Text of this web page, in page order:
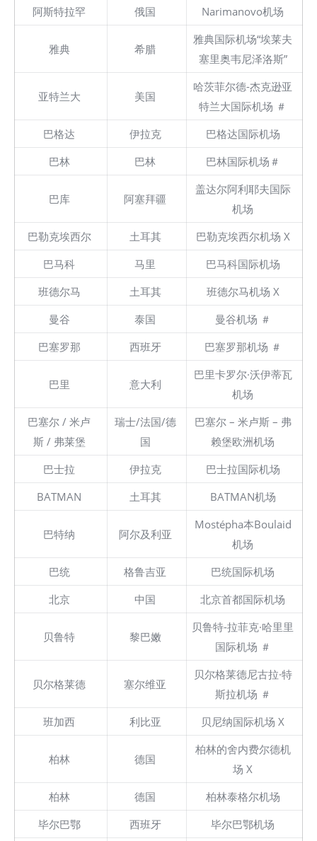
阿斯特拉罕
俄国 Narimanovo机场
雅典 希腊
雅典国际机场“埃莱夫
塞里奥韦尼泽洛斯”
亚特兰大 美国
哈茨菲尔德-杰克逊亚
特兰大国际机场 ＃
巴格达
伊拉克
巴格达国际机场
巴林
巴林 巴林国际机场＃
巴库 阿塞拜疆
盖达尔阿利耶夫国际
机场
巴勒克埃西尔
土耳其
巴勒克埃西尔机场 X
巴马科
马里
巴马科国际机场
班德尔马
土耳其
班德尔马机场 X
曼谷
泰国
曼谷机场 ＃
巴塞罗那
西班牙 巴塞罗那机场 ＃
巴里 意大利
巴里卡罗尔·沃伊蒂瓦
机场
巴塞尔 / 米卢
斯 / 弗莱堡
瑞士/法国/德
国
巴塞尔 – 米卢斯 – 弗
赖堡欧洲机场
巴士拉
伊拉克
巴士拉国际机场
BATMAN
土耳其 BATMAN机场
巴特纳 阿尔及利亚
Mostépha本Boulaid
机场
巴统
格鲁吉亚
巴统国际机场
北京
中国 北京首都国际机场
贝鲁特 黎巴嫩
贝鲁特-拉菲克·哈里里
国际机场 ＃
贝尔格莱德 塞尔维亚
贝尔格莱德尼古拉·特
斯拉机场 ＃
班加西
利比亚 贝尼纳国际机场 X
柏林 德国
柏林的舍内费尔德机
场 X
柏林
德国
柏林泰格尔机场
毕尔巴鄂
西班牙
毕尔巴鄂机场